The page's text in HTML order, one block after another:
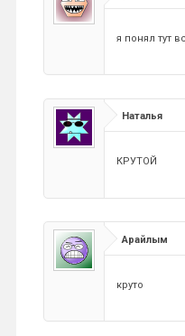
я понял тут
Наталья
КРУТОЙ
Арайлым
круто